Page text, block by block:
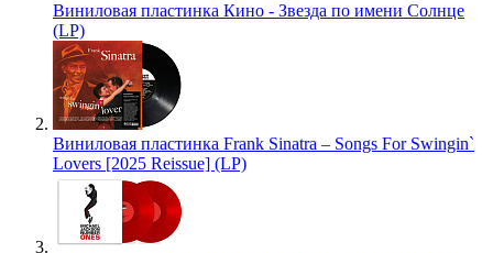
Виниловая пластинка Кино - Звезда по имени Солнце
(LP)
Виниловая пластинка Frank Sinatra – Songs For Swingin`
Lovers [2025 Reissue] (LP)